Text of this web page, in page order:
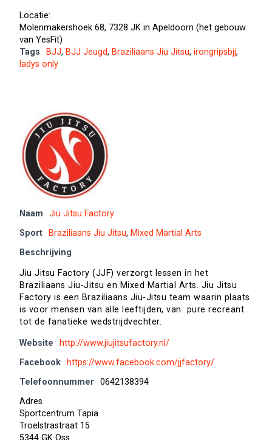
Locatie:
Molenmakershoek 68, 7328 JK in Apeldoorn (het gebouw
van YesFit)
Tags
BJJ, BJJ Jeugd, Braziliaans Jiu Jitsu, irongripsbjj,
ladys only
Naam
Jiu Jitsu Factory
Sport
Braziliaans Jiu Jitsu, Mixed Martial Arts
Beschrijving
Jiu Jitsu Factory (JJF) verzorgt lessen in het
Braziliaans Jiu-Jitsu en Mixed Martial Arts. Jiu Jitsu
Factory is een Braziliaans Jiu-Jitsu team waarin plaats
is voor mensen van alle leeftijden, van pure recreant
tot de fanatieke wedstrijdvechter.
Website
http://www.jiujitsufactory.nl/
Facebook
https://www.facebook.com/jjfactory/
Telefoonnummer 0642138394
Adres
Sportcentrum Tapia
Troelstrastraat 15
5344 GK Oss